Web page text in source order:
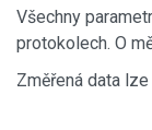
Všechny
protokolech. O
Změřená data